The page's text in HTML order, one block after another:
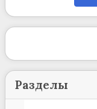
Разделы